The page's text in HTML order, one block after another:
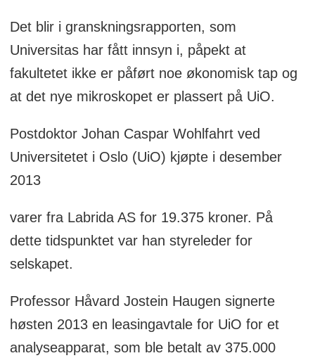
Det blir i granskningsrapporten, som
Universitas har fått innsyn i, påpekt at
fakultetet ikke er påført noe økonomisk tap og
at det nye mikroskopet er plassert på UiO.
Postdoktor Johan Caspar Wohlfahrt ved
Universitetet i Oslo (UiO) kjøpte i desember
2013
varer fra Labrida AS for 19.375 kroner. På
dette tidspunktet var han styreleder for
selskapet.
Professor Håvard Jostein Haugen signerte
høsten 2013 en leasingavtale for UiO for et
analyseapparat, som ble betalt av 375.000